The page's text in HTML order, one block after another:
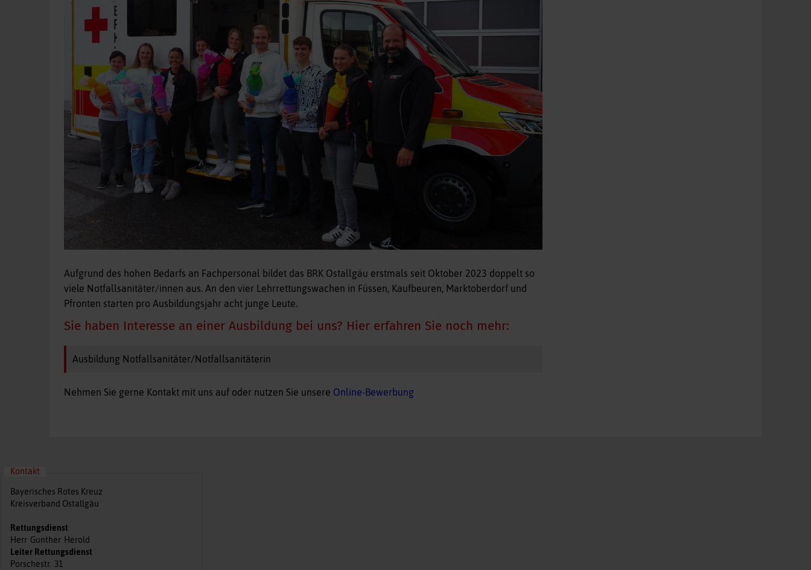
Aufgrund des hohen Bedarfs an Fachpersonal bildet das BRK Ostallgäu erstmals seit Oktober 2023 doppelt so
viele Notfallsanitäter/innen aus. An den vier Lehrrettungswachen in Füssen, Kaufbeuren, Marktoberdorf und
Pfronten starten pro Ausbildungsjahr acht junge Leute.
Sie haben Interesse an einer Ausbildung bei uns? Hier erfahren Sie noch mehr:
Ausbildung Notfallsanitäter/Notfallsanitäterin
Nehmen Sie gerne Kontakt mit uns auf oder nutzen Sie unsere Online-Bewerbung
Kontakt
Bayerisches Rotes Kreuz
Kreisverband Ostallgäu
Rettungsdienst
Herr Gunther Herold
Leiter Rettungsdienst
Porschestr. 31